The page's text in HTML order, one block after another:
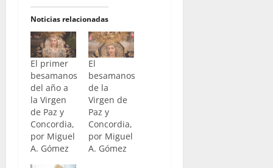
Noticias relacionadas
El primer
besamanos
del año a
la Virgen
de Paz y
Concordia,
por Miguel
A. Gómez
El
besamanos
de la
Virgen de
Paz y
Concordia,
por Miguel
A. Gómez